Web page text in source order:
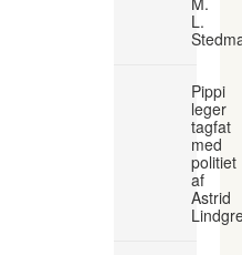
L.
Pippi
leger
tagfat
med
politiet
af
Astrid